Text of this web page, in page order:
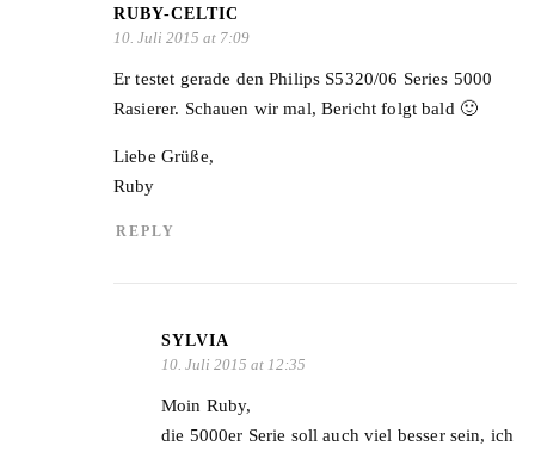
RUBY-CELTIC
10. Juli 2015 at 7:09
Er testet gerade den Philips S5320/06 Series 5000
Rasierer. Schauen wir mal, Bericht folgt bald 🙂
Liebe Grüße,
Ruby
REPLY
SYLVIA
10. Juli 2015 at 12:35
Moin Ruby,
die 5000er Serie soll auch viel besser sein, ich